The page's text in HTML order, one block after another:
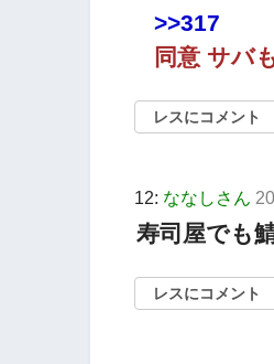
>>317
同意 サバ
レスにコメント
12: ななしさん
寿司屋でも
レスにコメント